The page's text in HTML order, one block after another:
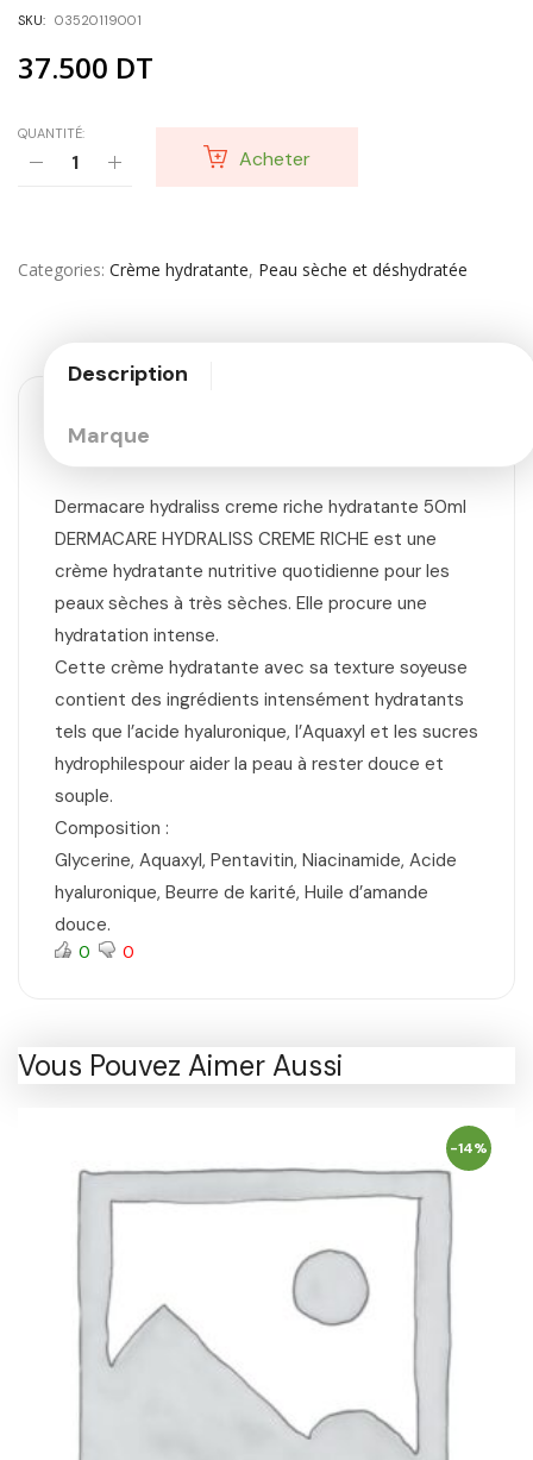
SKU: 03520119001
37.500 DT
QUANTITÉ:
Acheter
Categories Crème hydratante, Peau sèche et déshydratée
Description
Marque
Dermacare hydraliss creme riche hydratante 50ml
DERMACARE HYDRALISS CREME RICHE est une
crème hydratante nutritive quotidienne pour les
peaux sèches à très sèches. Elle procure une
hydratation intense.
Cette crème hydratante avec sa texture soyeuse
contient des ingrédients intensément hydratants
tels que l’acide hyaluronique, l’Aquaxyl et les sucres
hydrophilespour aider la peau à rester douce et
souple.
Composition :
Glycerine, Aquaxyl, Pentavitin, Niacinamide, Acide
hyaluronique, Beurre de karité, Huile d’amande
douce.
0 0
Vous Pouvez Aimer Aussi
-14%